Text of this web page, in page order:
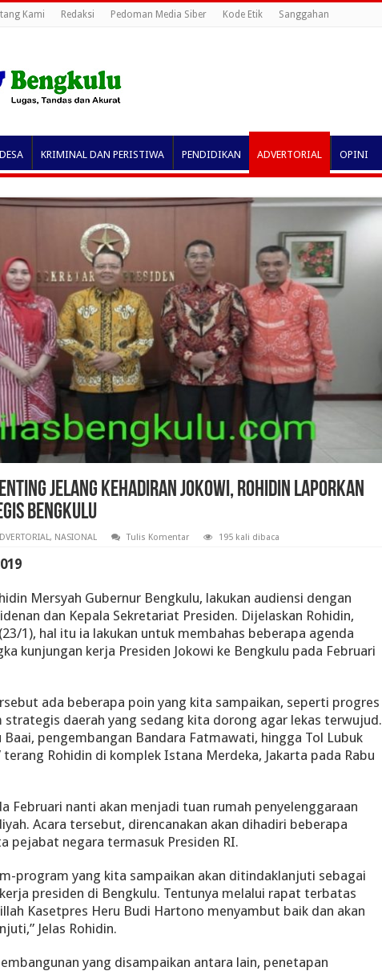
Kami Redaksi Pedoman Media Siber Kode Etik Sanggahan
KRIMINAL DAN PERISTIWA PENDIDIKAN ADVERTORIAL OPINI
Jelang Kehadiran Jokowi, Rohidin Laporkan
Bengkulu
, NASIONAL Tulis Komentar 195 kali dibaca
Mersyah Gubernur Bengkulu, lakukan audiensi dengan
dan Kepala Sekretariat Presiden. Dijelaskan Rohidin,
1), hal itu ia lakukan untuk membahas beberapa agenda
kunjungan kerja Presiden Jokowi ke Bengkulu pada Februari
ada beberapa poin yang kita sampaikan, seperti progres
strategis daerah yang sedang kita dorong agar lekas terwujud.
Baai, pengembangan Bandara Fatmawati, hingga Tol Lubuk
terang Rohidin di komplek Istana Merdeka, Jakarta pada Rabu
Februari nanti akan menjadi tuan rumah penyelenggaraan
Acara tersebut, direncanakan akan dihadiri beberapa
pejabat negara termasuk Presiden RI.
program yang kita sampaikan akan ditindaklanjuti sebagai
presiden di Bengkulu. Tentunya melalui rapat terbatas
Kasetpres Heru Budi Hartono menyambut baik dan akan
Jelas Rohidin.
yang disampaikan antara lain, penetapan